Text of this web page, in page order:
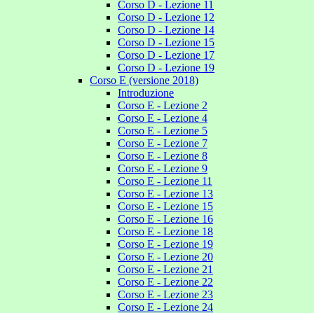
Corso D - Lezione 11
Corso D - Lezione 12
Corso D - Lezione 14
Corso D - Lezione 15
Corso D - Lezione 17
Corso D - Lezione 19
Corso E (versione 2018)
Introduzione
Corso E - Lezione 2
Corso E - Lezione 4
Corso E - Lezione 5
Corso E - Lezione 7
Corso E - Lezione 8
Corso E - Lezione 9
Corso E - Lezione 11
Corso E - Lezione 13
Corso E - Lezione 15
Corso E - Lezione 16
Corso E - Lezione 18
Corso E - Lezione 19
Corso E - Lezione 20
Corso E - Lezione 21
Corso E - Lezione 22
Corso E - Lezione 23
Corso E - Lezione 24